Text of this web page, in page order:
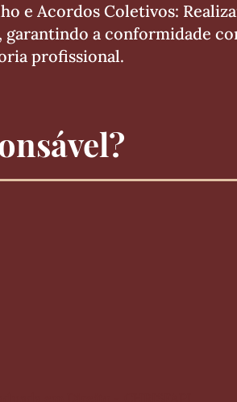
e Acordos Coletivos:
a conformidade
profissional.